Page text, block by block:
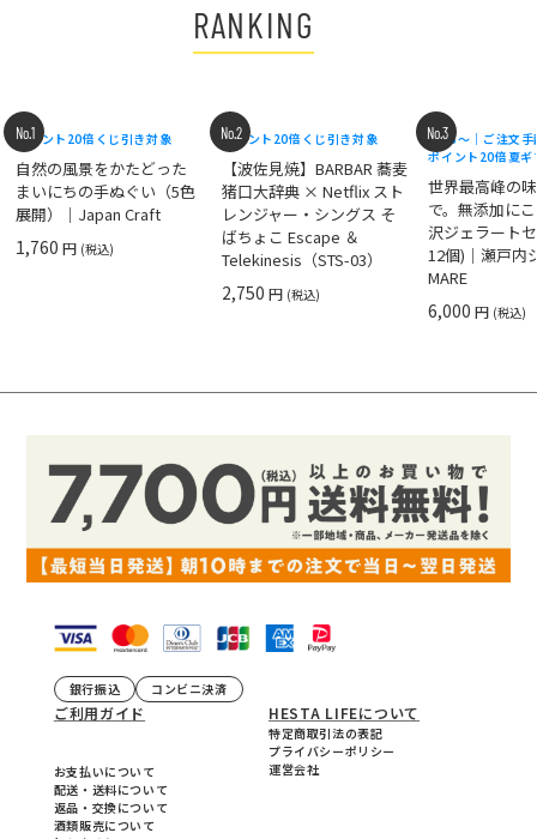
RANKING
No.1
ポイント20倍 くじ引き対象
自然の風景をかたどった
まいにちの手ぬぐい（5色
展開）｜Japan Craft
1,760円 (税込)
No.2
ポイント20倍 くじ引き対象
【波佐見焼】BARBAR 蕎麦
猪口大辞典 × Netflix スト
レンジャー・シングス そ
ばちょこ Escape ＆
Telekinesis（STS-03）
2,750円 (税込)
No.3
8/18〜｜ご注文手
ポイント20倍 夏
世界最高峰の
で。無添加に
沢ジェラート
12個)｜瀬戸内
MARE
6,000円 (税込)
銀行振込 コンビニ決済
ご利用ガイド
お支払いについて
配送・送料について
返品・交換について
酒類販売について
HESTA LIFEについて
特定商取引法の表記
プライバシーポリシー
運営会社